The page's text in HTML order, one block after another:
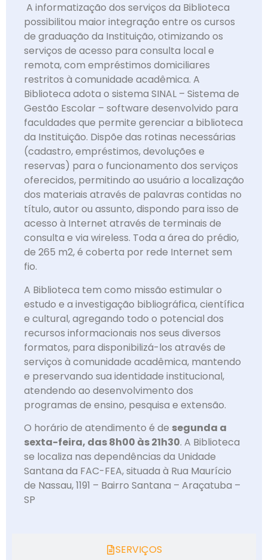
SERVIÇOS
A informatização dos serviços da Biblioteca
possibilitou maior integração entre os cursos
de graduação da Instituição, otimizando os
serviços de acesso para consulta local e
remota, com empréstimos domiciliares
restritos à comunidade acadêmica. A
Biblioteca adota o sistema SINAL – Sistema de
Gestão Escolar – software desenvolvido para
faculdades que permite gerenciar a biblioteca
da Instituição. Dispõe das rotinas necessárias
(cadastro, empréstimos, devoluções e
reservas) para o funcionamento dos serviços
oferecidos, permitindo ao usuário a localização
dos materiais através de palavras contidas no
título, autor ou assunto, dispondo para isso de
acesso à Internet através de terminais de
consulta e via wireless. Toda a área do prédio,
de 265 m2, é coberta por rede Internet sem
fio.
A Biblioteca tem como missão estimular o
estudo e a investigação bibliográfica, científica
e cultural, agregando todo o potencial dos
recursos informacionais nos seus diversos
formatos, para disponibilizá-los através de
serviços à comunidade acadêmica, mantendo
e preservando sua identidade institucional,
atendendo ao desenvolvimento dos
programas de ensino, pesquisa e extensão.
O horário de atendimento é de segunda a
sexta-feira, das 8h00 às 21h30. A Biblioteca
se localiza nas dependências da Unidade
Santana da FAC-FEA, situada à Rua Maurício
de Nassau, 1191 – Bairro Santana – Araçatuba –
SP